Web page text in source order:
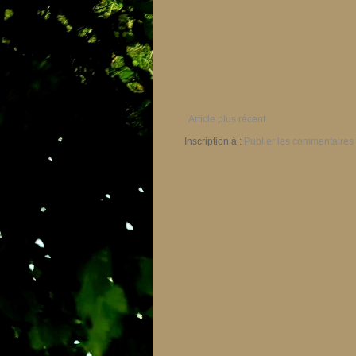
Article plus récent
Inscription à : Publier les commentaires